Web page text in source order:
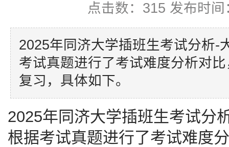
点击数： 315 发布时
2025年同济大学插班生考试分析-
考试真题进行了考试难度分析对
复习，具体如下。
2025年同济大学插班生考试分
根据考试真题进行了考试难度